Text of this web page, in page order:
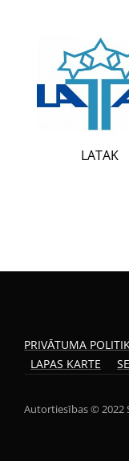
PRIVĀTUMA
LAPAS KARTE
Autortiesības © 2022